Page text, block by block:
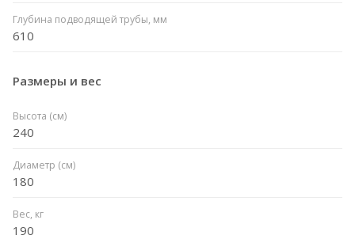
Глубина подводящей трубы, мм
610
Размеры и вес
Высота (см)
240
Диаметр (см)
180
Вес, кг
190